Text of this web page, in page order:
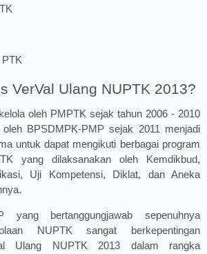
VerVal Ulang NUPTK 2013?
oleh PMPTK sejak tahun 2006 - 2010
oleh BPSDMPK-PMP sejak 2011 menjadi
untuk dapat mengikuti berbagai program
yang dilaksanakan oleh Kemdikbud,
Uji Kompetensi, Diklat, dan Aneka
yang bertanggungjawab sepenuhnya
NUPTK sangat berkepentingan
Ulang NUPTK 2013 dalam rangka